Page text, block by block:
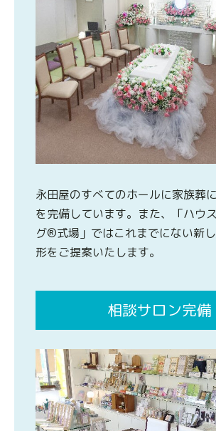
永田屋のすべてのホールに家族葬
を完備しています。また、「ハウ
グ®式場」ではこれまでにない新
形をご提案いたします。
相談サロン完備